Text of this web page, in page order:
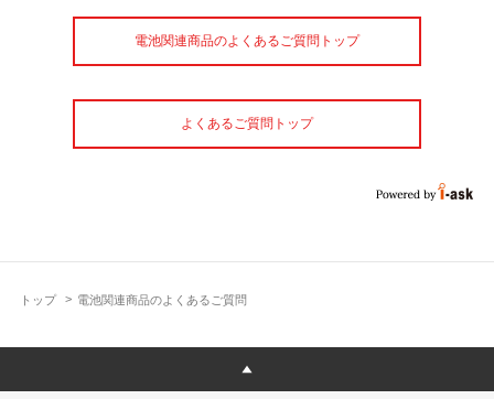
トップ 電池関連商品のよくあるご質問
電池関連商品のよくあるご質問トップ
よくあるご質問トップ